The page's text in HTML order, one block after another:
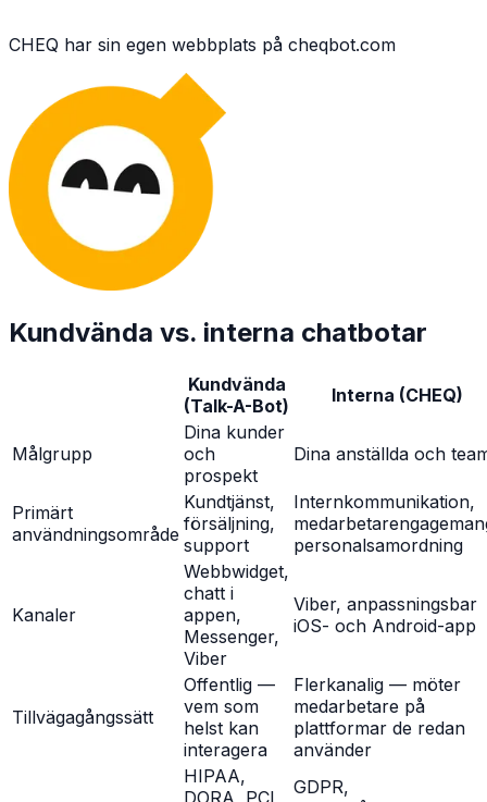
CHEQ har sin egen webbplats på cheqbot.com
Kundvända vs. interna chatbotar
Kundvända
(Talk-A-Bot)
Interna (CHEQ)
Målgrupp
Dina kunder
och
prospekt
Dina anställda och
Primärt
användningsområde
Kundtjänst,
försäljning,
support
Internkommunikation,
personalsamordning
Kanaler
Webbwidget,
chatt i
appen,
Messenger,
Viber
Viber, anpassningsbar
iOS- och Android-app
Tillvägagångssätt
Offentlig —
vem som
helst kan
interagera
Flerkanalig — möter
medarbetare på
plattformar de redan
använder
HIPAA,
DORA, PCI
GDPR,